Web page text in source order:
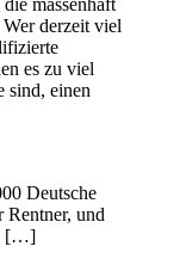
massenhaft
derzeit viel
es zu viel
sind, einen
Deutsche
Rentner, und
[…]